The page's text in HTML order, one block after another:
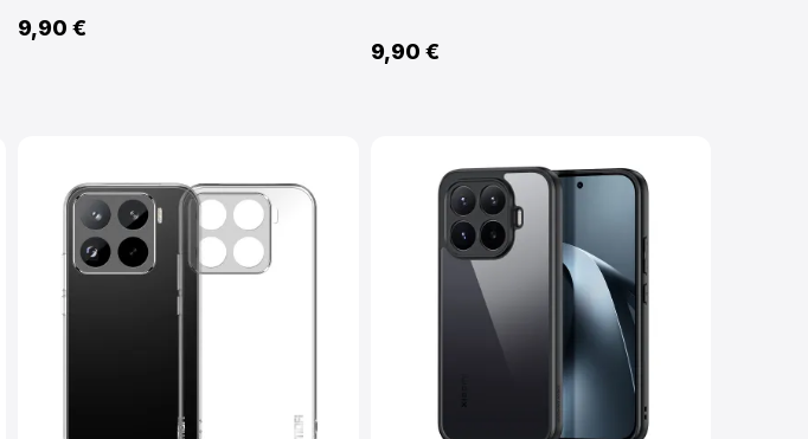
9,90 €
9,90 €